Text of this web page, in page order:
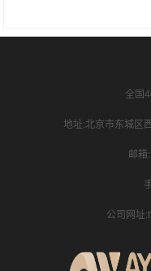
全国
地址:北京市东城区
邮
公司网址